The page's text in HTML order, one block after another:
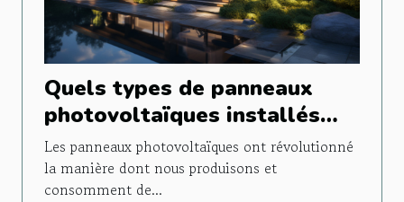
Quels types de panneaux
photovoltaïques installés
pour un usage domestique ?
Les panneaux photovoltaïques ont révolutionné
la manière dont nous produisons et
consomment de...